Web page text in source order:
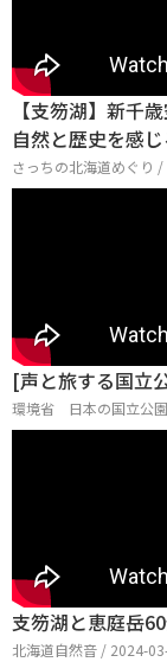
【支笏湖】新千
自然と歴史を感じ
さっちの北海道めぐり
[声と旅する国立
環境省 日本の国立公
支笏湖と恵庭岳
北海道自然音 / 2024-